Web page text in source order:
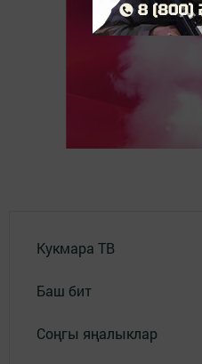
Кукмара ТВ
Баш бит
Соңгы яңалыклар